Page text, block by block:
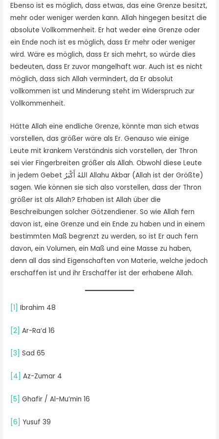
Ebenso ist es möglich, dass etwas, das eine Grenze besitzt,
mehr oder weniger werden kann. Allah hingegen besitzt die
absolute Vollkommenheit. Er hat weder eine Grenze oder
ein Ende noch ist es möglich, dass Er mehr oder weniger
wird. Wäre es möglich, dass Er sich mehrt, so würde dies
bedeuten, dass Er zuvor mangelhaft war. Auch ist es nicht
möglich, dass sich Allah vermindert, da Er absolut
vollkommen ist und Minderung steht im Widerspruch zur
Vollkommenheit.
Hätte Allah eine endliche Grenze, könnte man sich etwas
vorstellen, das größer wäre als Er. Genauso wie einige
Leute mit krankem Verständnis sich vorstellen, der Thron
sei vier Fingerbreiten größer als Allah. Obwohl diese Leute
in jedem Gebet اللهُ أَكْبَرُ Allahu Akbar (Allah ist der Größte)
sagen. Wie können sie sich also vorstellen, dass der Thron
größer ist als Allah? Erhaben ist Allah über die
Beschreibungen solcher Götzendiener. So wie Allah fern
davon ist, eine Grenze und ein Ende zu haben und in einem
bestimmten Maß begrenzt zu werden, so ist Er auch fern
davon, ein Volumen, ein Maß und eine Masse zu haben,
denn all das sind Eigenschaften von Materie, welche jedoch
erschaffen ist und ihr Erschaffer ist der erhabene Allah.
[1] Ibrahim 48
[2] Ar-Ra‘d 16
[3] Sad 65
[4] Az-Zumar 4
[5] Ghafir / Al-Mu’min 16
[6] Yusuf 39